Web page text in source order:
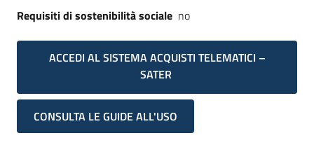
Requisiti di sostenibilità sociale no
ACCEDI AL SISTEMA ACQUISTI TELEMATICI –
SATER
CONSULTA LE GUIDE ALL'USO